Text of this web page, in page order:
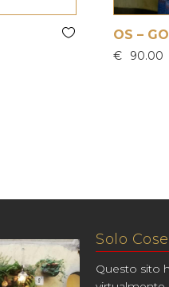
OS –
€ 90.00
Solo
Questo sito